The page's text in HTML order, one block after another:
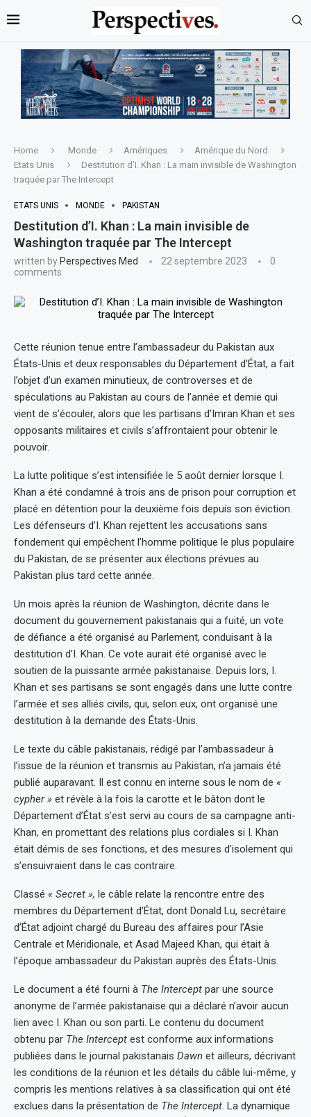
Home Monde Amériques
Amérique du Nord
Etats Unis
Destitution d’I. Khan : La main invisible de Washington
traquée par The Intercept
ETATS UNIS MONDE PAKISTAN
Destitution d’I. Khan : La main invisible de
Washington traquée par The Intercept
written by Perspectives Med 22 septembre 2023
0
comments
Cette réunion tenue entre l’ambassadeur du Pakistan aux
États-Unis et deux responsables du Département d’État, a fait
l’objet d’un examen minutieux, de controverses et de
spéculations au Pakistan au cours de l’année et demie qui
vient de s’écouler, alors que les partisans d’Imran Khan et ses
opposants militaires et civils s’affrontaient pour obtenir le
pouvoir.
La lutte politique s’est intensifiée le 5 août dernier lorsque I.
Khan a été condamné à trois ans de prison pour corruption et
placé en détention pour la deuxième fois depuis son éviction.
Les défenseurs d’I. Khan rejettent les accusations sans
fondement qui empêchent l’homme politique le plus populaire
du Pakistan, de se présenter aux élections prévues au
Pakistan plus tard cette année.
Un mois après la réunion de Washington, décrite dans le
document du gouvernement pakistanais qui a fuité, un vote
de défiance a été organisé au Parlement, conduisant à la
destitution d’I. Khan. Ce vote aurait été organisé avec le
soutien de la puissante armée pakistanaise. Depuis lors, I.
Khan et ses partisans se sont engagés dans une lutte contre
l’armée et ses alliés civils, qui, selon eux, ont organisé une
destitution à la demande des États-Unis.
Le texte du câble pakistanais, rédigé par l’ambassadeur à
l’issue de la réunion et transmis au Pakistan, n’a jamais été
publié auparavant. Il est connu en interne sous le nom de «
cypher » et révèle à la fois la carotte et le bâton dont le
Département d’État s’est servi au cours de sa campagne anti-
Khan, en promettant des relations plus cordiales si I. Khan
était démis de ses fonctions, et des mesures d’isolement qui
s’ensuivraient dans le cas contraire.
Classé « Secret », le câble relate la rencontre entre des
membres du Département d’État, dont Donald Lu, secrétaire
d’État adjoint chargé du Bureau des affaires pour l’Asie
Centrale et Méridionale, et Asad Majeed Khan, qui était à
l’époque ambassadeur du Pakistan auprès des États-Unis.
Le document a été fourni à The Intercept par une source
anonyme de l’armée pakistanaise qui a déclaré n’avoir aucun
lien avec I. Khan ou son parti. Le contenu du document
obtenu par The Intercept est conforme aux informations
publiées dans le journal pakistanais Dawn et ailleurs, décrivant
les conditions de la réunion et les détails du câble lui-même, y
compris les mentions relatives à sa classification qui ont été
exclues dans la présentation de The Intercept. La dynamique